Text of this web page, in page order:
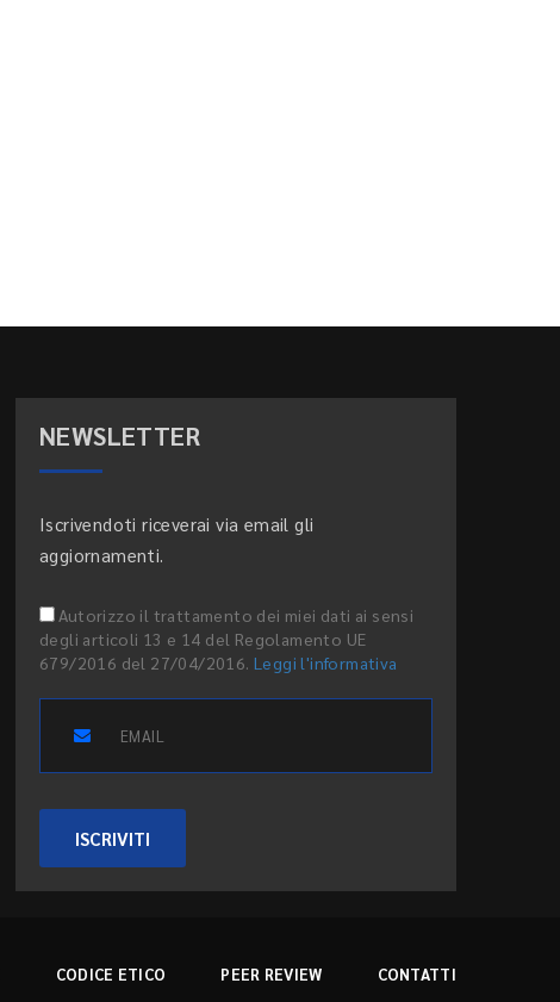
NEWSLETTER
Iscrivendoti riceverai via email gli
aggiornamenti.
Autorizzo il trattamento dei miei dati ai sensi
degli articoli 13 e 14 del Regolamento UE
679/2016 del 27/04/2016. Leggi l'informativa
ISCRIVITI
CODICE ETICO PEER REVIEW CONTATTI